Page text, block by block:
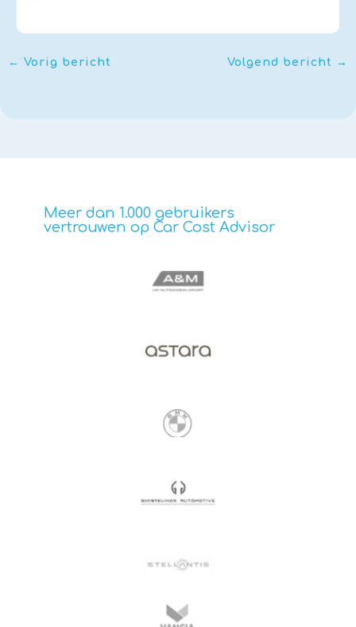
← Vorig bericht Volgend bericht →
Meer dan 1.000 gebruikers
vertrouwen op Car Cost Advisor